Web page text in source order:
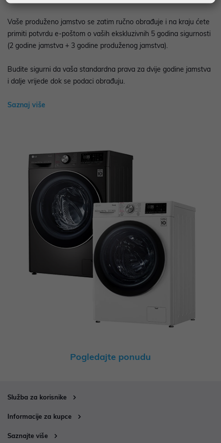
Vaše produženo jamstvo se zatim ručno obrađuje i na kraju ćete
primiti potvrdu e-poštom o vaših ekskluzivnih 5 godina sigurnosti
(2 godine jamstva + 3 godine produženog jamstva).
Budite sigurni da vaša standardna prava za dvije godine jamstva
i dalje vrijede dok se podaci obrađuju.
Saznaj više
Pogledajte ponudu
Služba za korisnike
Informacije za kupce
Saznajte više